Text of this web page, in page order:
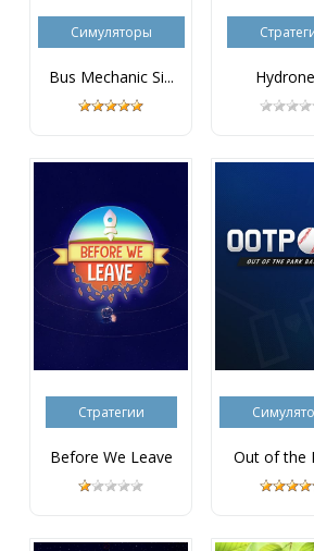
Симуляторы
Bus Mechanic Si...
Стратегии
Before We Leave Out of the